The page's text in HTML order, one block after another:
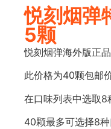
悦刻烟弹
5颗
悦刻烟弹海外版正品
此价格为40颗包邮
在口味列表中选取8
40颗最多可选择8